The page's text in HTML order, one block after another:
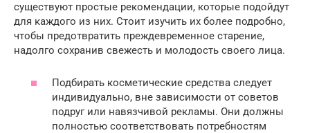
существуют простые рекомендации, которые подойдут
для каждого из них. Стоит изучить их более подробно,
чтобы предотвратить преждевременное старение,
надолго сохранив свежесть и молодость своего лица.
Подбирать косметические средства следует
индивидуально, вне зависимости от советов
подруг или навязчивой рекламы. Они должны
полностью соответствовать потребностям